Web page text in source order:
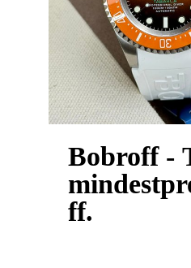
Bobroff -
ff.